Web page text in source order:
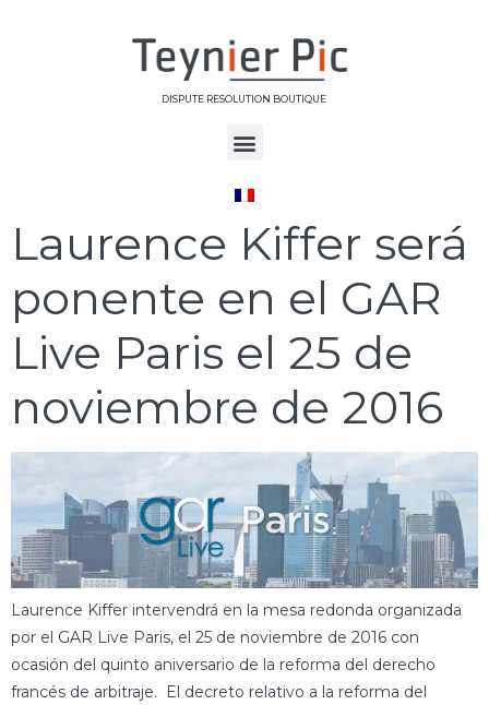
DISPUTE RESOLUTION BOUTIQUE
Étiquette :
Laurence Kiffer será
ponente en el GAR
Live Paris el 25 de
noviembre de 2016
Laurence Kiffer intervendrá en la mesa redonda organizada
por el GAR Live Paris, el 25 de noviembre de 2016 con
ocasión del quinto aniversario de la reforma del derecho
francés de arbitraje. El decreto relativo a la reforma del